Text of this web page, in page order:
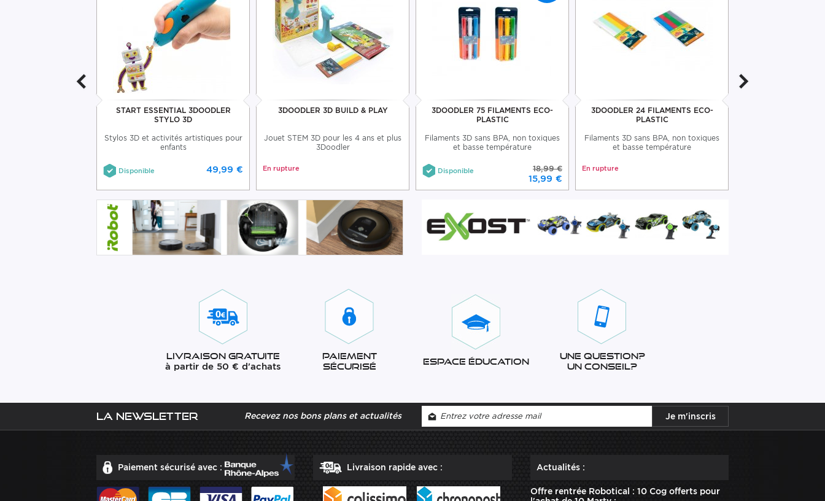
START ESSENTIAL 3DOODLER
STYLO 3D
Stylos 3D et activités artistiques pour
enfants
Disponible 49,99 €
3DOODLER 3D BUILD & PLAY
Jouet STEM 3D pour les 4 ans et plus
3Doodler
En rupture
3DOODLER 75 FILAMENTS ECO-
PLASTIC
Filaments 3D sans BPA, non toxiques
et basse température
Disponible 18,99 €
15,99 €
3DOODLER 24 FILAMENTS ECO-
PLASTIC
Filaments 3D sans BPA, non toxiques
et basse température
En rupture
Livraison gratuite
à partir de 50 € d'achats
Paiement
sécurisé
Espace éducation
Une question?
Un conseil?
La newsletter Recevez nos bons plans et actualités
Paiement sécurisé avec : Livraison rapide avec : Actualités :
Offre rentrée Robotical : 10 Cog offerts pour